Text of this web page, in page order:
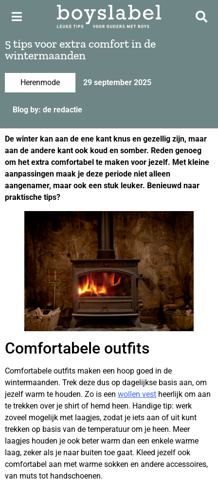
5 tips voor extra comfort in de
wintermaanden
Herenmode 29 september 2025
Blog by: de redactie
De winter kan aan de ene kant knus en gezellig zijn, maar
aan de andere kant ook koud en somber. Reden genoeg
om het extra comfortabel te maken voor jezelf. Met kleine
aanpassingen maak je deze periode niet alleen
aangenamer, maar ook een stuk leuker. Benieuwd naar
praktische tips?
Comfortabele outfits
Comfortabele outfits maken een hoop goed in de
wintermaanden. Trek deze dus op dagelijkse basis aan, om
jezelf warm te houden. Zo is een wollen vest heerlijk om aan
te trekken over je shirt of hemd heen. Handige tip: werk
zoveel mogelijk met laagjes, zodat je iets aan of uit kunt
trekken op basis van de temperatuur om je heen. Meer
laagjes houden je ook beter warm dan een enkele warme
laag, zeker als je naar buiten toe gaat. Kleed jezelf ook
comfortabel aan met warme sokken en andere accessoires,
van muts tot handschoenen.